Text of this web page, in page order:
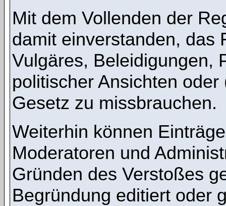
Mit dem Vollenden der
damit einverstanden, das
Vulgäres, Beleidigungen,
politischer Ansichten
Gesetz zu missbrauchen.
Weiterhin können
Moderatoren und
Gründen des Verstoßes
Begründung editiert oder